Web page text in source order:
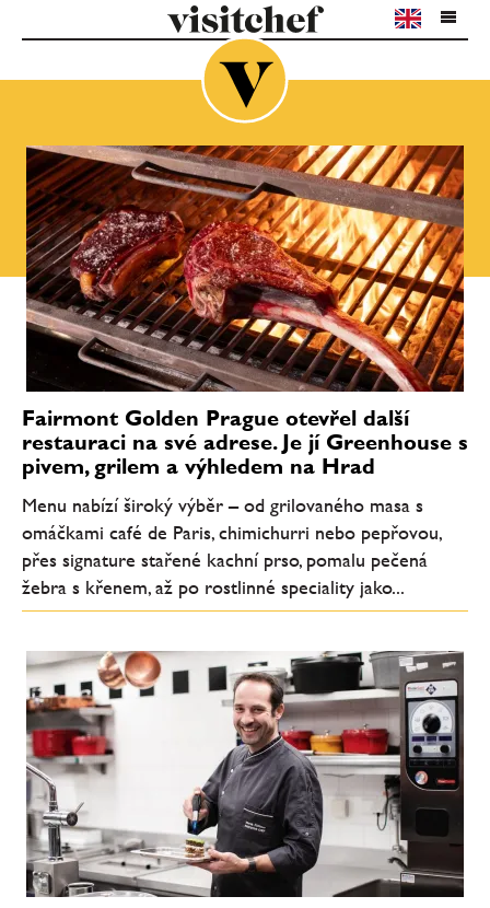
Fairmont Golden Prague otevřel další
restauraci na své adrese. Je jí Greenhouse s
pivem, grilem a výhledem na Hrad
Menu nabízí široký výběr – od grilovaného masa s
omáčkami café de Paris, chimichurri nebo pepřovou,
přes signature stařené kachní prso, pomalu pečená
žebra s křenem, až po rostlinné speciality jako...